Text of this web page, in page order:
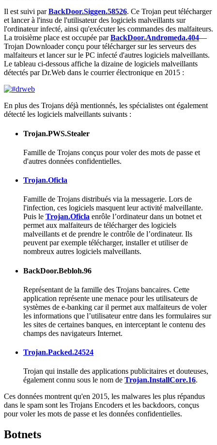
Il est suivi parBackDoor.Siggen.58526. Ce Trojan peut télécharger
et lancer à l'insu de l'utilisateur des logiciels malveillants sur
l'ordinateur infecté, ainsi qu'exécuter les commandes des malfaiteurs.
La troisième place est occupée parBackDoor.Andromeda.404—
Trojan Downloader conçu pour télécharger sur les serveurs des
malfaiteurs et lancer sur le PC infecté d'autres logiciels malveillants.
Le tableau ci-dessous affiche la dizaine de logiciels malveillants
détectés par Dr.Web dans le courrier électronique en 2015 :
En plus des Trojans déjà mentionnés, les spécialistes ont également
détecté les logiciels malveillants suivants :
Trojan.PWS.Stealer
Famille de Trojans conçus pour voler des mots de passe et
d'autres données confidentielles.
Trojan.Oficla
Famille de Trojans distribués via la messagerie. Lors de
l'infection, ces logiciels masquent leur activité malveillante.
Puis le Trojan.Oficla enrôle l’ordinateur dans un botnet et
permet aux malfaiteurs de télécharger des logiciels
malveillants et de prendre le contrôle de l’ordinateur. Ils
peuvent par exemple télécharger, installer et utiliser de
nombreux autres logiciels malveillants.
BackDoor.Bebloh.96
Représentant de la famille des Trojans bancaires. Cette
application représente une menace pour les utilisateurs de
systèmes de e-banking car il permet aux malfaiteurs de voler
les informations que l’utilisateur entre dans les formulaires sur
les sites de certaines banques, en interceptant le contenu des
champs des navigateurs Internet.
Trojan.Packed.24524
Trojan qui installe des applications publicitaires et douteuses,
également connu sous le nom de Trojan.InstallCore.16.
Ces données montrent qu'en 2015, les malwares les plus répandus
dans le spam sont les Trojans Encoders et les backdoors, conçus
pour voler les mots de passe et les données confidentielles.
Botnets